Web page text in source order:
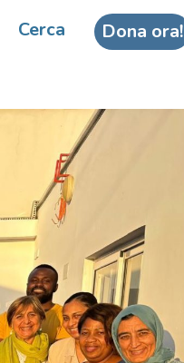
Cerca Dona ora!